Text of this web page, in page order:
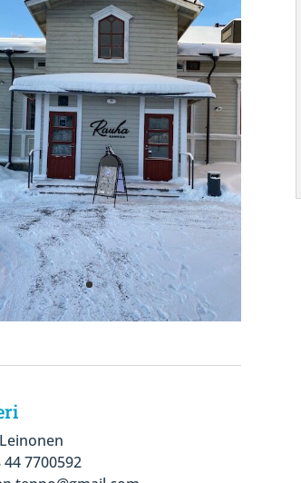
44 7700592